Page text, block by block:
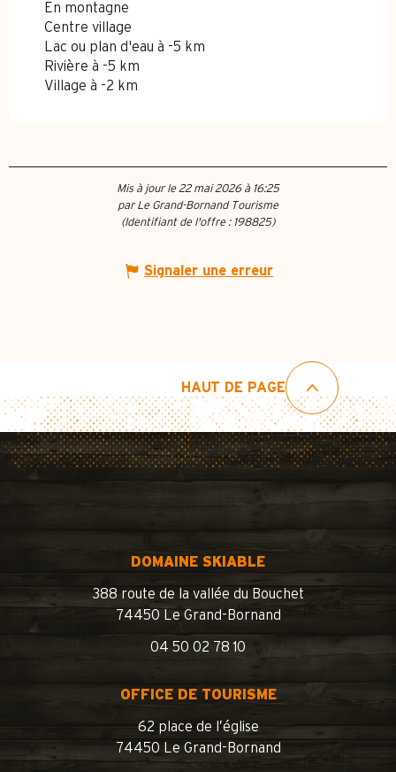
En montagne
Centre village
Lac ou plan d'eau à -5 km
Rivière à -5 km
Village à -2 km
Mis à jour le 22 mai 2026 à 16:25
par Le Grand-Bornand Tourisme
(Identifiant de l'offre : 198825)
Signaler une erreur
HAUT DE PAGE
DOMAINE SKIABLE
388 route de la vallée du Bouchet
74450 Le Grand-Bornand
04 50 02 78 10
OFFICE DE TOURISME
62 place de l’église
74450 Le Grand-Bornand